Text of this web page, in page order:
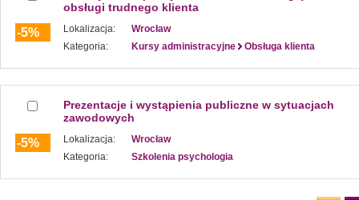
-5%
obsługi trudnego klienta
Lokalizacja:
Wrocław
Kategoria:
Kursy administracyjne Obsługa klienta
-5%
Prezentacje i wystąpienia publiczne w sytuacjach
zawodowych
Lokalizacja:
Wrocław
Kategoria:
Szkolenia psychologia